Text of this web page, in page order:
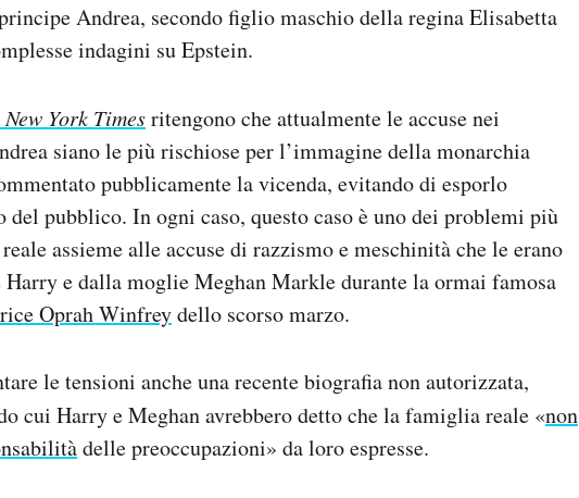
Andrea, secondo figlio maschio della regina Elisabetta
indagini su Epstein.
New York Timesritengono che attualmente le accuse nei
siano le più rischiose per l’immagine della monarchia
pubblicamente la vicenda, evitando di esporlo
pubblico. In ogni caso, questo caso è uno dei problemi più
assieme alle accuse di razzismo e meschinità che le erano
e dalla moglie Meghan Markle durante la ormai famosa
Oprah Winfreydello scorso marzo.
le tensioni anche una recente biografia non autorizzata,
cui Harry e Meghan avrebbero detto che la famiglia reale «non
delle preoccupazioni» da loro espresse.